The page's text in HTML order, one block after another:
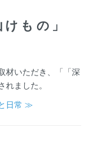
もの」
材いただき、「「深
ました。
日常 ≫